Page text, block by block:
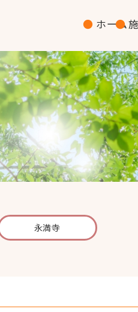
ホーム
永満寺